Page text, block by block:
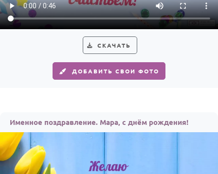
СКАЧАТЬ
ДОБАВИТЬ СВОИ ФОТО
Именное поздравление. Мара, с днём рождения!